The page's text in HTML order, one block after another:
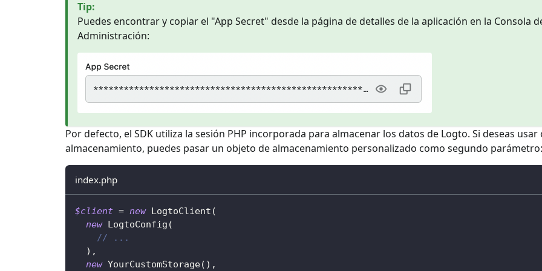
Tip:
Puedes encontrar y copiar el "App Secret" desde la página de detalles de la aplicación en la Consola
Administración:
Por defecto, el SDK utiliza la sesión PHP incorporada para almacenar los datos de Logto. Si deseas usar
almacenamiento, puedes pasar un objeto de almacenamiento personalizado como segundo parámetro:
index.php
$client = new LogtoClient (
new LogtoConfig (
// ...
) ,
new YourCustomStorage( ) ,